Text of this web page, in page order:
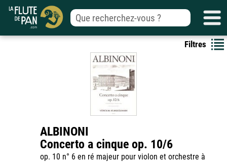
Filtres
ALBINONI
Concerto a cinque op. 10/6
op. 10 n° 6 en ré majeur pour violon et orchestre à